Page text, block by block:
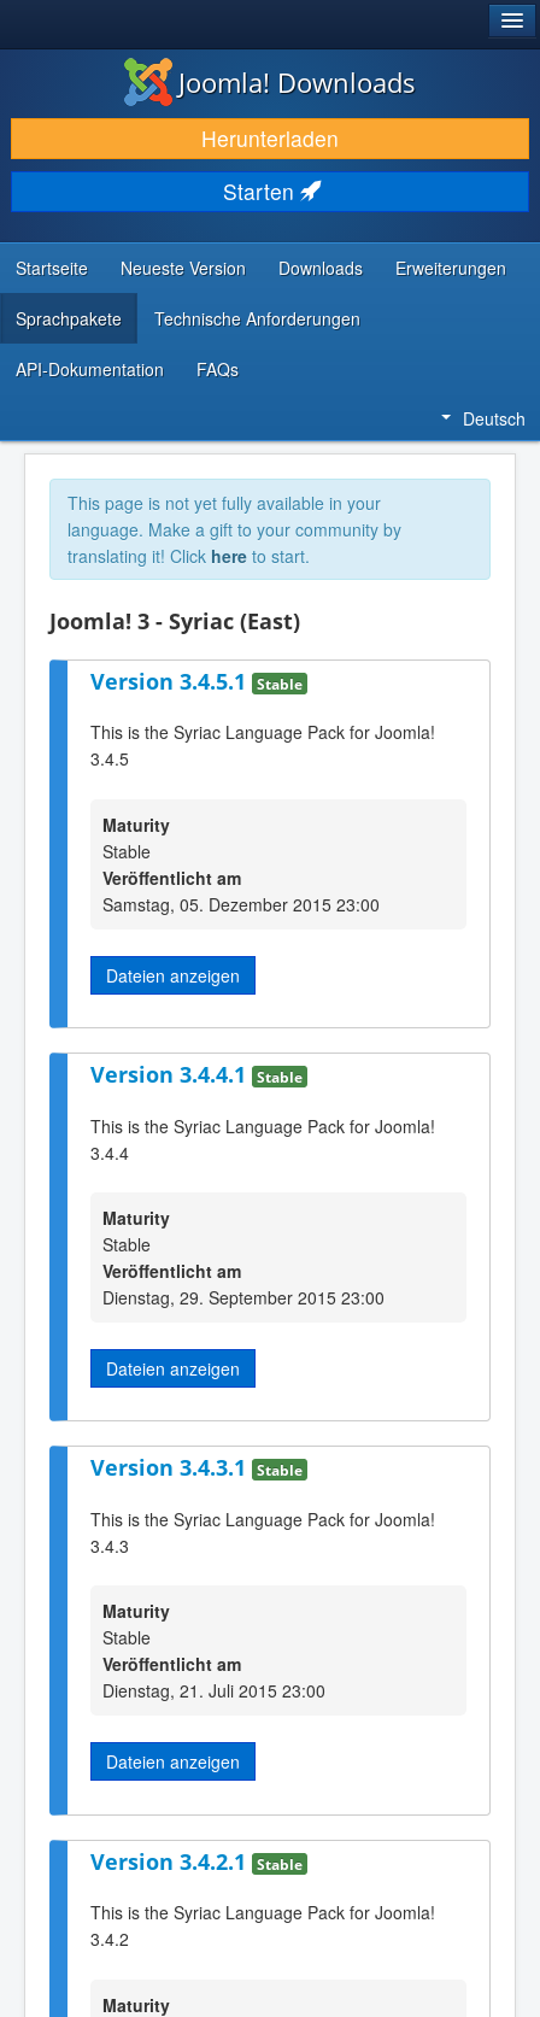
DOWNLOAD & ERWEITERN
ENTDECKEN & LERNEN
COMMUNITY & SUPPORT
RESSOURCEN FÜR ENTWICKLER
Joomla! Downloads
Herunterladen
Starten
Startseite Neueste Version Downloads Erweiterungen
Sprachpakete Technische Anforderungen
API-Dokumentation FAQs
Deutsch
This page is not yet fully available in your
language. Make a gift to your community by
translating it! Click here to start.
Joomla! 3 - Syriac (East)
Version 3.4.5.1 Stable
This is the Syriac Language Pack for Joomla!
3.4.5
Maturity
Stable
Veröffentlicht am
Samstag, 05. Dezember 2015 23:00
Dateien anzeigen
Version 3.4.4.1 Stable
This is the Syriac Language Pack for Joomla!
3.4.4
Maturity
Stable
Veröffentlicht am
Dienstag, 29. September 2015 23:00
Dateien anzeigen
Version 3.4.3.1 Stable
This is the Syriac Language Pack for Joomla!
3.4.3
Maturity
Stable
Veröffentlicht am
Dienstag, 21. Juli 2015 23:00
Dateien anzeigen
Version 3.4.2.1 Stable
This is the Syriac Language Pack for Joomla!
3.4.2
Maturity